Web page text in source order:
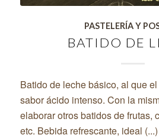
PASTELERÍA Y
BATIDO DE
Batido de leche básico, al que
sabor ácido intenso. Con la
elaborar otros batidos de frutas,
etc. Bebida refrescante, ideal (...)